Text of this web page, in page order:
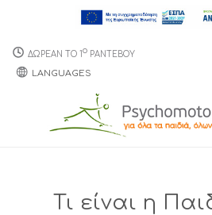
ΔΩΡΕΑΝ ΤΟ 1o ΡΑΝΤΕΒΟΥ
LANGUAGES
Τι είναι η